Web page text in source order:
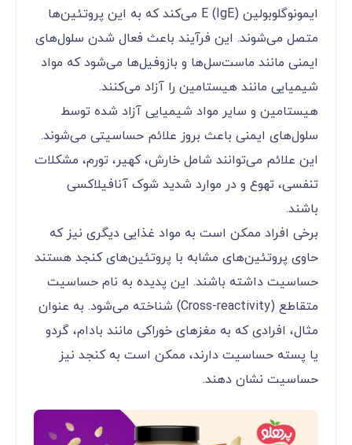
ایمونوگلوبولین E (IgE) می‌کند که به این پروتئین‌ها
متصل می‌شوند. این فرآیند باعث فعال شدن سلول‌های
ایمنی مانند ماست‌سل‌ها و بازوفیل‌ها می‌شود که مواد
شیمیایی مانند هیستامین را آزاد می‌کنند.
هیستامین و سایر مواد شیمیایی آزاد شده توسط
سلول‌های ایمنی باعث بروز علائم حساسیتی می‌شوند.
این علائم می‌توانند شامل خارش، کهیر، تورم، مشکلات
تنفسی، تهوع و در موارد شدید شوک آنافیلاکسی
باشند.
برخی افراد ممکن است به مواد غذایی دیگری نیز که
حاوی پروتئین‌های مشابه با پروتئین‌های کنجد هستند
حساسیت داشته باشند. این پدیده به نام حساسیت
متقاطع (Cross-reactivity) شناخته می‌شود. به عنوان
مثال، افرادی که به مغزهای خوراکی مانند بادام، گردو
یا پسته حساسیت دارند، ممکن است به کنجد نیز
حساسیت نشان دهند.